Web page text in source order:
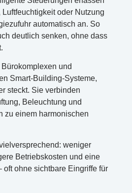
Luftfeuchtigkeit oder Nutzung
automatisch an. So
deutlich senken, ohne dass
und
Smart-Building-Systeme,
steckt. Sie verbinden
Beleuchtung und
zu einem harmonischen
weniger
Betriebskosten und eine
oft ohne sichtbare Eingriffe für